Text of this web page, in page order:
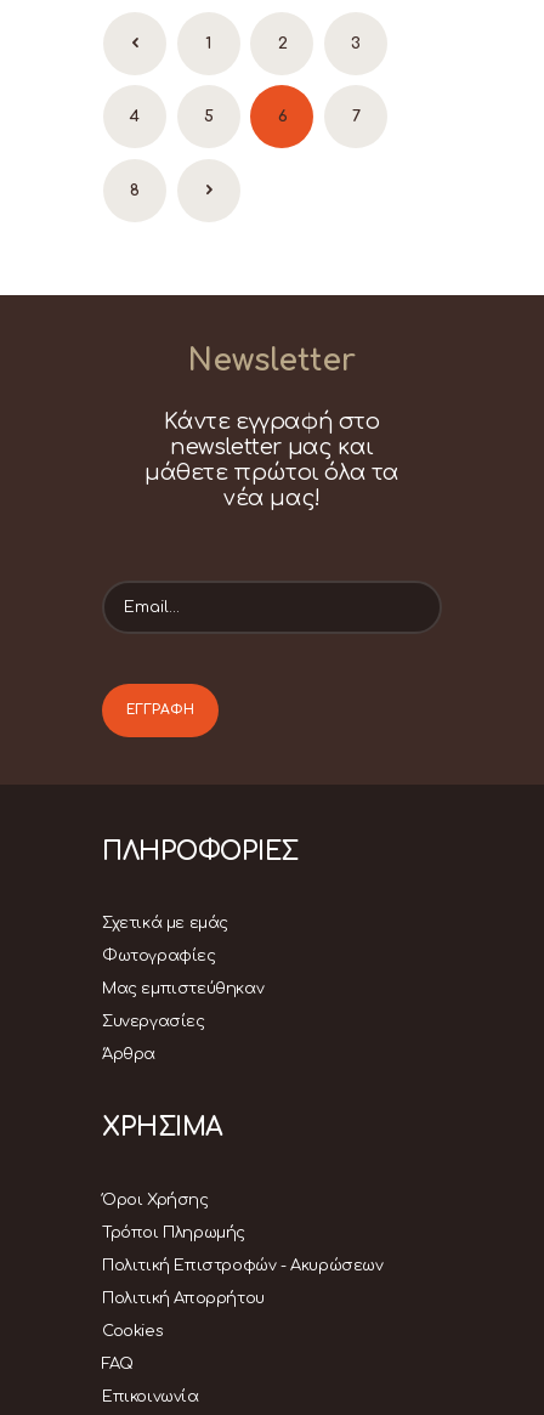
1 2 3
4 5 6 7
8
Newsletter
Κάντε εγγραφή στο
newsletter μας και
μάθετε πρώτοι όλα τα
νέα μας!
ΠΛΗΡΟΦΟΡΙΕΣ
Σχετικά με εμάς
Φωτογραφίες
Μας εμπιστεύθηκαν
Συνεργασίες
Άρθρα
ΧΡΗΣΙΜΑ
Όροι Χρήσης
Τρόποι Πληρωμής
Πολιτική Επιστροφών - Ακυρώσεων
Πολιτική Απορρήτου
Cookies
FAQ
Επικοινωνία